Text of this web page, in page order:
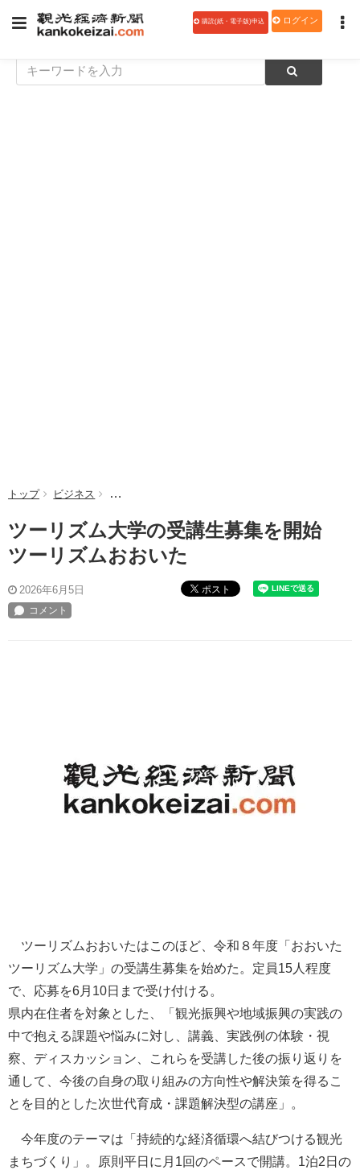
購読(紙・電子版)申込 ログイン
トップ ビジネス ツーリズム大学の受講生募集を開始 ツーリズムお
ツーリズム大学の受講生募集を開始
ツーリズムおおいた
2026年6月5日 ポスト
ツーリズムおおいたはこのほど、令和８年度「おおいた
ツーリズム大学」の受講生募集を始めた。定員15人程度
で、応募を6月10日まで受け付ける。
県内在住者を対象とした、「観光振興や地域振興の実践の
中で抱える課題や悩みに対し、講義、実践例の体験・視
察、ディスカッション、これらを受講した後の振り返りを
通して、今後の自身の取り組みの方向性や解決策を得るこ
とを目的とした次世代育成・課題解決型の講座」。
今年度のテーマは「持続的な経済循環へ結びつける観光
まちづくり」。原則平日に月1回のペースで開講。1泊2日の